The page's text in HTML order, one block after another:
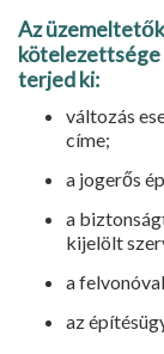
Az
kötelezettsége
terjed ki:
változás
címe;
a jogerős
a
kijelölt
a
az